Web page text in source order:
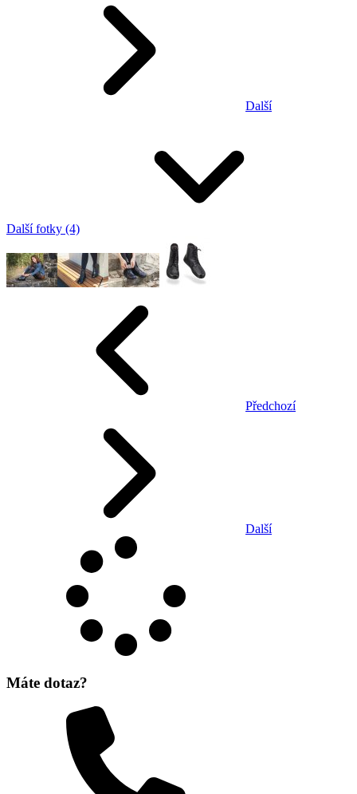
Další
Další fotky (4)
Předchozí
Další
Máte dotaz?